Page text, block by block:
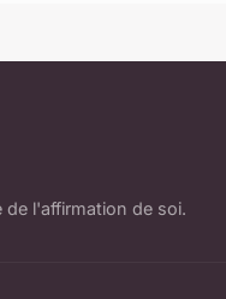
de l'affirmation de soi.